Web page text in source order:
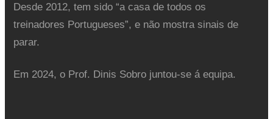
Desde 2012, tem sido “a casa de todos os
treinadores Portugueses”, e não mostra sinais de
parar.
Em 2024, o Prof. Dinis Sobro juntou-se á equipa.